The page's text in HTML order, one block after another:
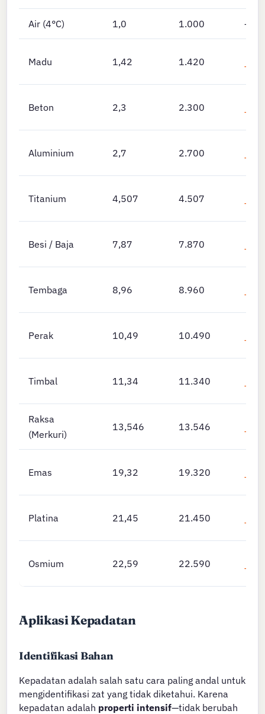
Air (4°C) 1,0 1.000 —
Madu 1,42 1.420
Beton 2,3 2.300
Aluminium 2,7 2.700
Titanium 4,507 4.507
Besi / Baja 7,87 7.870
Tembaga 8,96 8.960
Perak 10,49 10.490
Timbal 11,34 11.340
Raksa
(Merkuri)
13,546 13.546
Emas 19,32 19.320
Platina 21,45 21.450
Osmium 22,59 22.590
Aplikasi Kepadatan
Identifikasi Bahan
Kepadatan adalah salah satu cara paling andal untuk
mengidentifikasi zat yang tidak diketahui. Karena
kepadatan adalah properti intensif—tidak berubah